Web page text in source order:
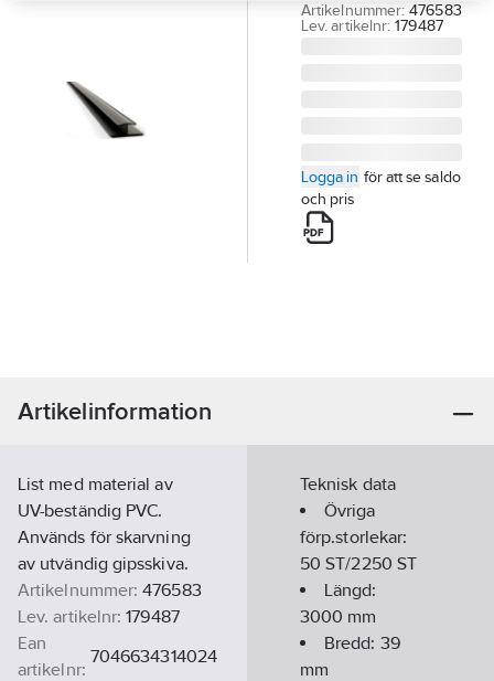
Artikelnummer: 476583
Lev. artikelnr: 179487
Logga in för att se saldo
och pris
Artikelinformation
List med material av
UV-beständig PVC.
Används för skarvning
av utvändig gipsskiva.
Artikelnummer: 476583
Lev. artikelnr: 179487
Ean
artikelnr:
7046634314024
Teknisk data
Övriga
förp.storlekar:
50 ST/2250 ST
Längd:
3000 mm
Bredd: 39
mm